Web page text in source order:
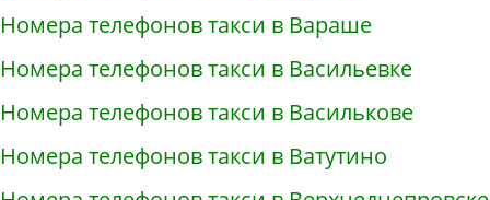
Номера телефонов такси в Вараше
Номера телефонов такси в Васильевке
Номера телефонов такси в Василькове
Номера телефонов такси в Ватутино